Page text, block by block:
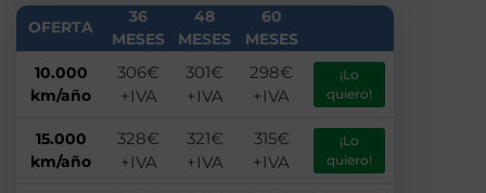
OFERTA
36
MESES
48
MESES
60
MESES
10.000
km/año
306€
+IVA
301€
+IVA
298€
+IVA
¡Lo
quiero!
15.000
km/año
328€
+IVA
321€
+IVA
315€
+IVA
¡Lo
quiero!